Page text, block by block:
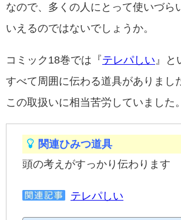
なので、多くの人にとって使いづら
いえるのではないでしょうか。
コミック18巻では『テレパしい 』と
すべて周囲に伝わる道具がありまし
この取扱いに相当苦労していました。
関連ひみつ道具
頭の考えがすっかり伝わります
テレパしい